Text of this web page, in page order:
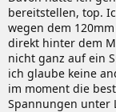
bereitstellen, top.
wegen dem
direkt hinter dem
nicht ganz auf ein
ich glaube keine
im moment die
Spannungen unter